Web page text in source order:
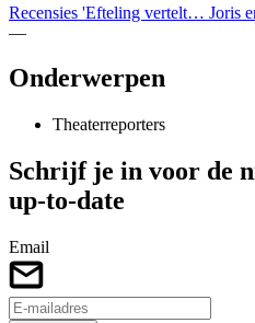
Recensies 'Efteling vertelt… Joris
—
Onderwerpen
Theaterreporters
Schrijf je in voor de
up-to-date
Email